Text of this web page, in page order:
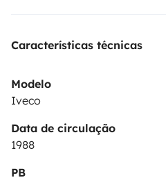
Características técnicas
Modelo
Iveco
Data de circulação
1988
PB